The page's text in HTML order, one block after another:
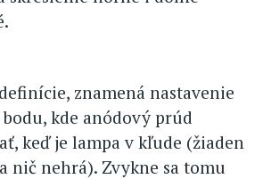
znamená nastavenie
kde anódový prúd
keď je lampa v kľude (žiaden
nič nehrá). Zvykne sa tomu